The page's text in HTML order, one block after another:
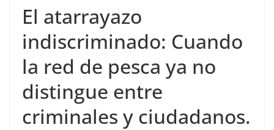
El atarrayazo
indiscriminado: Cuando
la red de pesca ya no
distingue entre
criminales y ciudadanos.